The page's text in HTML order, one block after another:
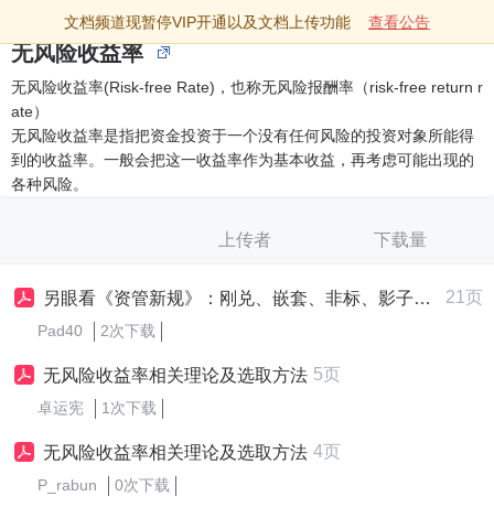
文档频道现暂停VIP开通以及文档上传功能 查看公告
无风险收益率
无风险收益率(Risk-free Rate)，也称无风险报酬率（risk-free return r
ate）
无风险收益率是指把资金投资于一个没有任何风险的投资对象所能得
到的收益率。一般会把这一收益率作为基本收益，再考虑可能出现的
各种风险。
上传者 下载量
另眼看《资管新规》：刚兑、嵌套、非标、影子银行与无风险收益率 21页
Pad40 2次下载
无风险收益率相关理论及选取方法 5页
卓运宪 1次下载
无风险收益率相关理论及选取方法 4页
P_rabun 0次下载